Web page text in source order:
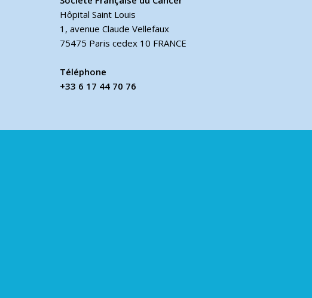
Hôpital Saint Louis
1, avenue Claude Vellefaux
75475 Paris cedex 10 FRANCE
Téléphone
+33 6 17 44 70 76